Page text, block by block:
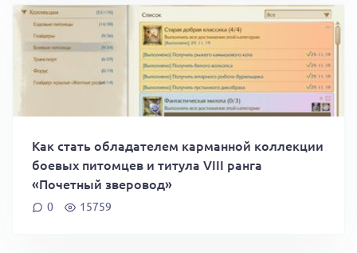
Как стать обладателем карманной коллекции
боевых питомцев и титула VIII ранга
«Почетный зверовод»
0 15759